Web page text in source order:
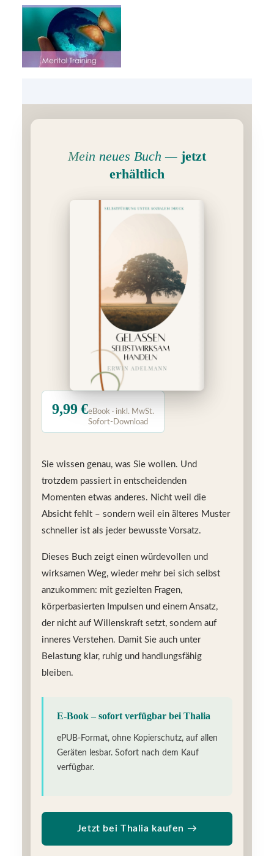
Mein neues Buch — jetzt
erhältlich
9,99 €eBook · inkl. MwSt.
Sofort-Download
Sie wissen genau, was Sie wollen. Und
trotzdem passiert in entscheidenden
Momenten etwas anderes. Nicht weil die
Absicht fehlt – sondern weil ein älteres Muster
schneller ist als jeder bewusste Vorsatz.
Dieses Buch zeigt einen würdevollen und
wirksamen Weg, wieder mehr bei sich selbst
anzukommen: mit gezielten Fragen,
körperbasierten Impulsen und einem Ansatz,
der nicht auf Willenskraft setzt, sondern auf
inneres Verstehen. Damit Sie auch unter
Belastung klar, ruhig und handlungsfähig
bleiben.
E-Book – sofort verfügbar bei Thalia
ePUB-Format, ohne Kopierschutz, auf allen
Geräten lesbar. Sofort nach dem Kauf
verfügbar.
Jetzt bei Thalia kaufen →